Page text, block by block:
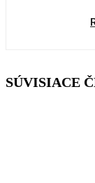
SÚVISIACE